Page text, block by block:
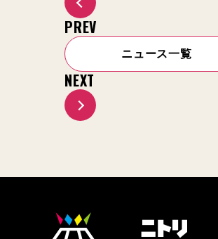
PREV
ニュース一覧
NEXT